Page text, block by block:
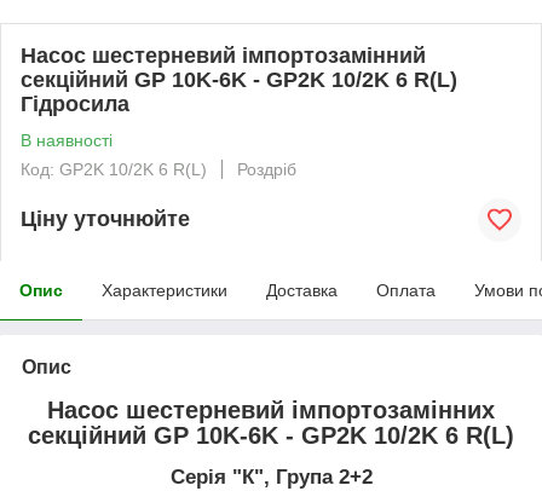
Насос шестерневий імпортозамінний
секційний GP 10K-6K - GP2K 10/2K 6 R(L)
Гідросила
В наявності
Код: GP2K 10/2K 6 R(L)
Роздріб
Ціну уточнюйте
Опис Характеристики Доставка Оплата Умови
Опис
Насос шестерневий імпортозамінних
секційний GP 10K-6K - GP2K 10/2K 6 R(L)
Серія "К", Група 2+2